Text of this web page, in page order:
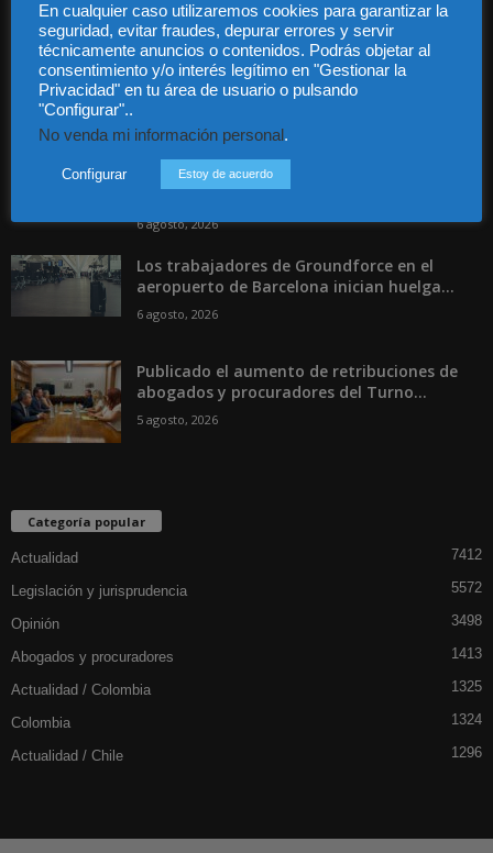
Incluso más noticias
responsabilidades penales por una
prevención deficiente...
6 agosto, 2026
Los trabajadores de Groundforce en el
aeropuerto de Barcelona inician huelga...
6 agosto, 2026
Publicado el aumento de retribuciones de
abogados y procuradores del Turno...
5 agosto, 2026
Categoría popular
Actualidad 7412
Legislación y jurisprudencia 5572
Opinión 3498
Abogados y procuradores 1413
Actualidad / Colombia 1325
Colombia 1324
Actualidad / Chile 1296
En cualquier caso utilizaremos cookies para garantizar la
seguridad, evitar fraudes, depurar errores y servir
técnicamente anuncios o contenidos. Podrás objetar al
consentimiento y/o interés legítimo en "Gestionar la
Privacidad" en tu área de usuario o pulsando
"Configurar"..
No venda mi información personal.
Configurar Estoy de acuerdo